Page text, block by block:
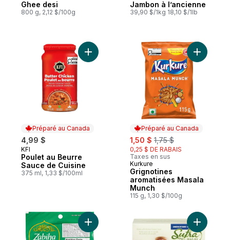
Ghee desi
800 g, 2,12 $/100g
Jambon à l’ancienne
39,90 $/1kg 18,10 $/1lb
Préparé au Canada
4,99 $
Préparé au Canada
KFI
Poulet au Beurre
Sauce de Cuisine
375 ml, 1,33 $/100ml
Ajouter Poulet au Beurre Sauce de
Préparé au Canada
sale:
1,50 $ , formerly:
1,75 $
0,25 $ DE RABAIS
Taxes en sus
Préparé au Canada
Kurkure
Grignotines
aromatisées Masala
Munch
115 g, 1,30 $/100g
Ajouter
Ajouter Bologne de poulet au panierAjouter